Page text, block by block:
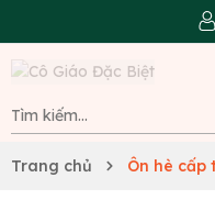
Trang chủ Ôn hè cấp